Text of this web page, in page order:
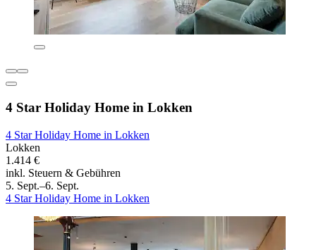
4 Star Holiday Home in Lokken
4 Star Holiday Home in Lokken
Lokken
1.414 €
inkl. Steuern & Gebühren
5. Sept.–6. Sept.
4 Star Holiday Home in Lokken